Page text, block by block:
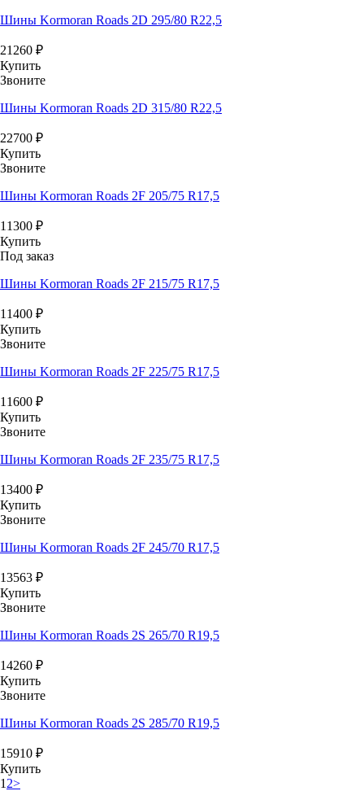
Шины Kormoran Roads 2D 295/80 R22,5
21260 ₽
Купить
Звоните
Шины Kormoran Roads 2D 315/80 R22,5
22700 ₽
Купить
Звоните
Шины Kormoran Roads 2F 205/75 R17,5
11300 ₽
Купить
Под заказ
Шины Kormoran Roads 2F 215/75 R17,5
11400 ₽
Купить
Звоните
Шины Kormoran Roads 2F 225/75 R17,5
11600 ₽
Купить
Звоните
Шины Kormoran Roads 2F 235/75 R17,5
13400 ₽
Купить
Звоните
Шины Kormoran Roads 2F 245/70 R17,5
13563 ₽
Купить
Звоните
Шины Kormoran Roads 2S 265/70 R19,5
14260 ₽
Купить
Звоните
Шины Kormoran Roads 2S 285/70 R19,5
15910 ₽
Купить
1 2>